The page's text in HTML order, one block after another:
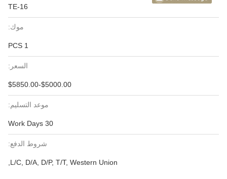
TE-16
موك:
السعر:
$5000.00-$5850.00
موعد التسليم:
30 Work Days
شروط الدفع:
L/C, D/A, D/P, T/T, Western Union,